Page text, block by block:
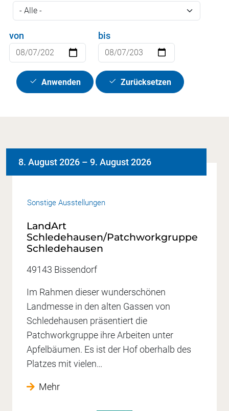
von bis
Anwenden Zurücksetzen
Sonstige Ausstellungen
8. August 2026 – 9. August 2026
LandArt
Schledehausen/Patchworkgruppe
Schledehausen
49143 Bissendorf
Im Rahmen dieser wunderschönen
Landmesse in den alten Gassen von
Schledehausen präsentiert die
Patchworkgruppe ihre Arbeiten unter
Apfelbäumen. Es ist der Hof oberhalb des
Platzes mit vielen…
Mehr